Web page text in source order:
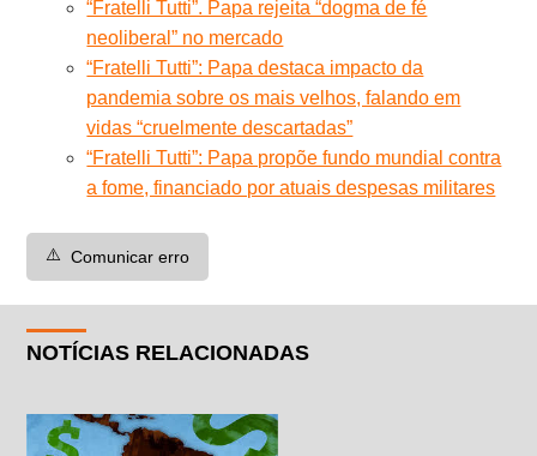
“Fratelli Tutti”. Papa rejeita “dogma de fé
neoliberal” no mercado
“Fratelli Tutti”: Papa destaca impacto da
pandemia sobre os mais velhos, falando em
vidas “cruelmente descartadas”
“Fratelli Tutti”: Papa propõe fundo mundial contra
a fome, financiado por atuais despesas militares
⚠️ Comunicar erro
NOTÍCIAS RELACIONADAS